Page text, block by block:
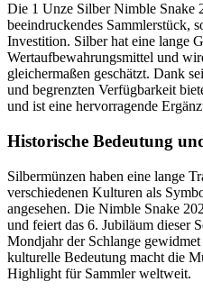
Die 1 Unze Silber Nimble Snake
beeindruckendes Sammlerstück,
Investition. Silber hat eine lange
Wertaufbewahrungsmittel und
gleichermaßen geschätzt. Dank
und begrenzten Verfügbarkeit
und ist eine hervorragende
Historische Bedeutung
Silbermünzen haben eine lange
verschiedenen Kulturen als
angesehen. Die Nimble Snake
und feiert das 6. Jubiläum dieser
Mondjahr der Schlange
kulturelle Bedeutung macht die
Highlight für Sammler weltweit.